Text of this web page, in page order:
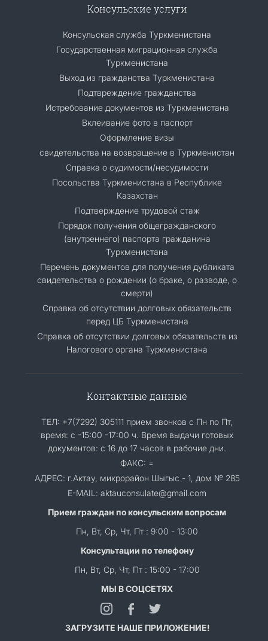
Консульские услуги
Консульская служба Туркменистана
Государственная миграционная служба
Туркменистана
Выход из гражданства Туркменистана
Подтвреждение гражданства
Истребование документов из Туркменистана
Вклеивание фото в паспорт
Оформление визы
свидетельства на возвращение в Туркменистан
Справка о судимости/несудимости
Посольства Туркменистана в Республике
Казахстан
Подтверждение трудовой стаж
Порядок получения общегражданского
(внутреннего) паспорта гражданина
Туркменистана
Перечень документов для получения дубликата
свидетельства о рождении (о браке, о разводе, о
смерти)
Справка об отсутствии долговых обязательств
перед ЦБ Туркменистана
Справка об отсутствии долговых обязательств из
Налогового органа Туркменистана
Контактные данные
ТЕЛ: +7(7292) 305111 прием звонков с Пн по Пт,
время: с -15:00 -17:00 ч. Время выдачи готовых
документов: с 16 до 17 часов в рабочие дни.
ФАКС: =
АДРЕС: г.Актау, микрорайон Шыгыс - 1, дом № 285
E-MAIL: aktauconsulate@gmail.com
Прием граждан по консульским вопросам
Пн, Вт, Ср, Чт, Пт : 9:00 - 13:00
Консультации по телефону
Пн, Вт, Ср, Чт, Пт : 15:00 - 17:00
МЫ В СОЦСЕТЯХ
ЗАГРУЗИТЕ НАШЕ ПРИЛОЖЕНИЕ!